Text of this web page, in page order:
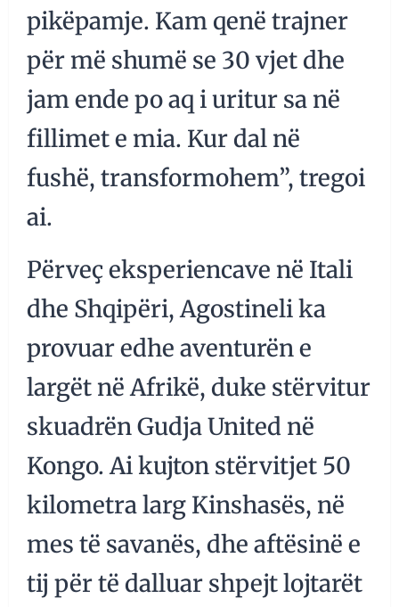
pikëpamje. Kam qenë trajner
për më shumë se 30 vjet dhe
jam ende po aq i uritur sa në
fillimet e mia. Kur dal në
fushë, transformohem”, tregoi
ai.
Përveç eksperiencave në Itali
dhe Shqipëri, Agostineli ka
provuar edhe aventurën e
largët në Afrikë, duke stërvitur
skuadrën Gudja United në
Kongo. Ai kujton stërvitjet 50
kilometra larg Kinshasës, në
mes të savanës, dhe aftësinë e
tij për të dalluar shpejt lojtarët